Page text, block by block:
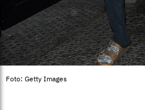
Foto: Getty Images